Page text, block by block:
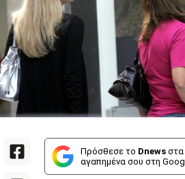
Πρόσθεσε το Dnews στα
αγαπημένα σου στη